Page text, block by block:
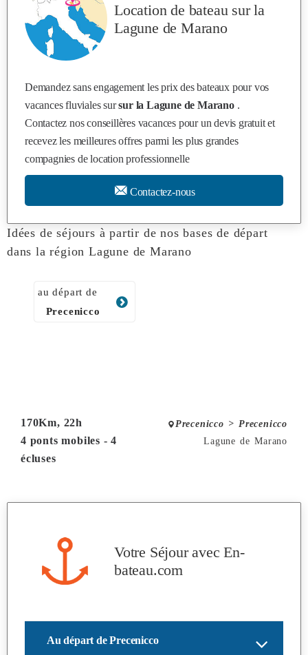
Location de bateau sur la
Lagune de Marano
Demandez sans engagement les prix des bateaux pour vos
vacances fluviales sursur la Lagune de Marano .
Contactez nos conseillères vacances pour un devis gratuit et
recevez les meilleures offres parmi les plus grandes
compagnies de location professionnelle
Contactez-nous
Idées de séjours à partir de nos bases de départ
dans la région Lagune de Marano
170Km, 22h
4 ponts mobiles - 4
écluses
Precenicco > Precenicco
Lagune de Marano
au départ de
Precenicco
Votre Séjour avecEn-
bateau.com
Au départ de Precenicco